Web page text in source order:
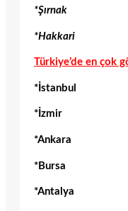
*Şırnak
*Hakkari
Türkiye’de en çok
*İstanbul
*İzmir
*Ankara
*Bursa
*Antalya